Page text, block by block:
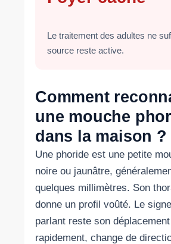
Le traitement des adultes ne
source reste active.
Comment
une mouche
dans la maison ?
Une phoride est une petite
noire ou jaunâtre,
quelques millimètres. Son
donne un profil voûté. Le
parlant reste son
rapidement, change de